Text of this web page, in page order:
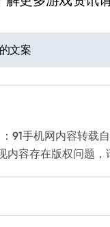
文案
：91手机网内容转
内容存在版权问题，